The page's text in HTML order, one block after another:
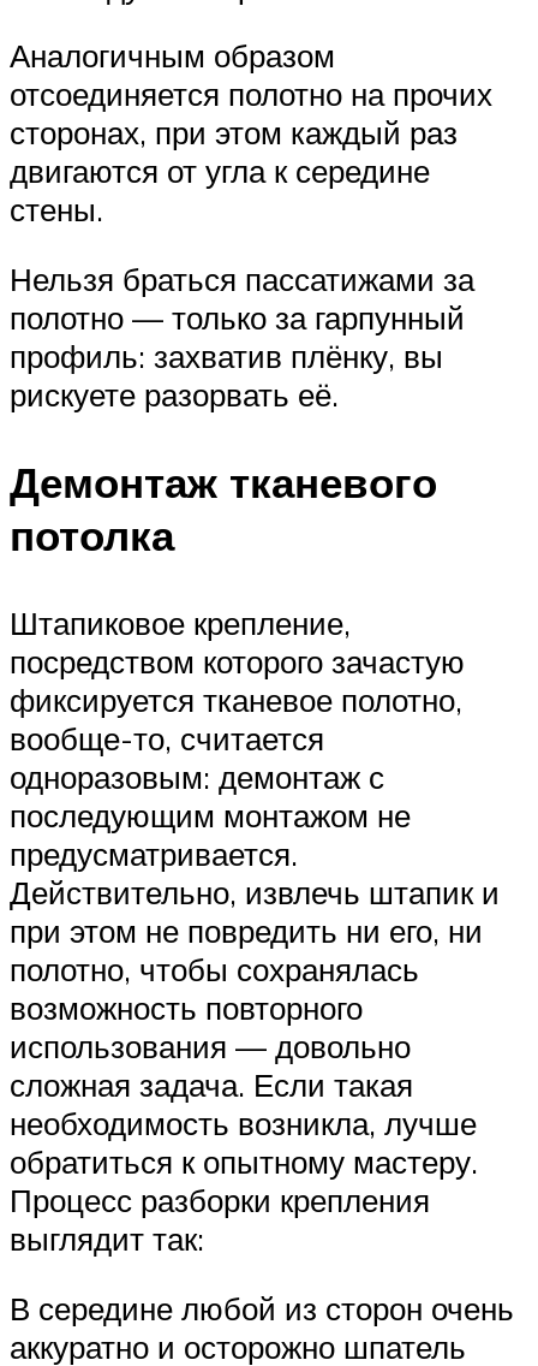
Аналогичным образом
отсоединяется полотно на прочих
сторонах, при этом каждый раз
двигаются от угла к середине
стены.
Нельзя браться пассатижами за
полотно — только за гарпунный
профиль: захватив плёнку, вы
рискуете разорвать её.
Демонтаж тканевого
потолка
Штапиковое крепление,
посредством которого зачастую
фиксируется тканевое полотно,
вообще-то, считается
одноразовым: демонтаж с
последующим монтажом не
предусматривается.
Действительно, извлечь штапик и
при этом не повредить ни его, ни
полотно, чтобы сохранялась
возможность повторного
использования — довольно
сложная задача. Если такая
необходимость возникла, лучше
обратиться к опытному мастеру.
Процесс разборки крепления
выглядит так:
В середине любой из сторон очень
аккуратно и осторожно шпатель